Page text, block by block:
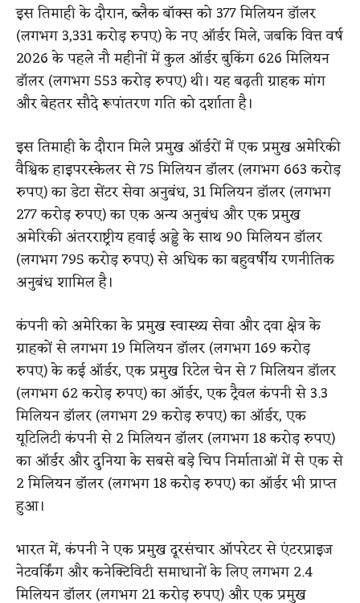
इस तिमाही के दौरान, ब्लैक बॉक्स को 377 मिलियन डॉलर
(लगभग 3,331 करोड़ रुपए) के नए ऑर्डर मिले, जबकि वित्त वर्ष
2026 के पहले नौ महीनों में कुल ऑर्डर बुकिंग 626 मिलियन
डॉलर (लगभग 553 करोड़ रुपए) थी। यह बढ़ती ग्राहक मांग
और बेहतर सौदे रूपांतरण गति को दर्शाता है।
इस तिमाही के दौरान मिले प्रमुख ऑर्डरों में एक प्रमुख अमेरिकी
वैश्विक हाइपरस्केलर से 75 मिलियन डॉलर (लगभग 663 करोड़
रुपए) का डेटा सेंटर सेवा अनुबंध, 31 मिलियन डॉलर (लगभग
277 करोड़ रुपए) का एक अन्य अनुबंध और एक प्रमुख
अमेरिकी अंतरराष्ट्रीय हवाई अड्डे के साथ 90 मिलियन डॉलर
(लगभग 795 करोड़ रुपए) से अधिक का बहुवर्षीय रणनीतिक
अनुबंध शामिल है।
कंपनी को अमेरिका के प्रमुख स्वास्थ्य सेवा और दवा क्षेत्र के
ग्राहकों से लगभग 19 मिलियन डॉलर (लगभग 169 करोड़
रुपए) के कई ऑर्डर, एक प्रमुख रिटेल चेन से 7 मिलियन डॉलर
(लगभग 62 करोड़ रुपए) का ऑर्डर, एक ट्रैवल कंपनी से 3.3
मिलियन डॉलर (लगभग 29 करोड़ रुपए) का ऑर्डर, एक
यूटिलिटी कंपनी से 2 मिलियन डॉलर (लगभग 18 करोड़ रुपए)
का ऑर्डर और दुनिया के सबसे बड़े चिप निर्माताओं में से एक से
2 मिलियन डॉलर (लगभग 18 करोड़ रुपए) का ऑर्डर भी प्राप्त
हुआ।
भारत में, कंपनी ने एक प्रमुख दूरसंचार ऑपरेटर से एंटरप्राइज
नेटवर्किंग और कनेक्टिविटी समाधानों के लिए लगभग 2.4
मिलियन डॉलर (लगभग 21 करोड़ रुपए) और एक प्रमुख